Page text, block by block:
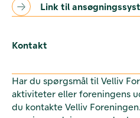
Link til
Kontakt
Har du spørgsmål til Velliv
aktiviteter eller foreningens
du kontakte Velliv